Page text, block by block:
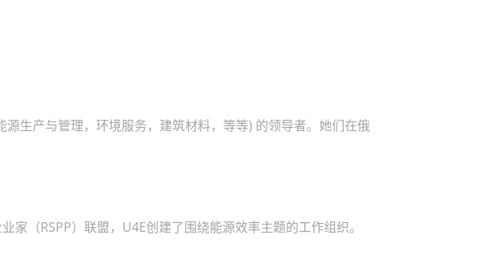
生产与管理，环境服务，建筑材料，等等) 的领导者。她们在俄
（RSPP）联盟，U4E创建了围绕能源效率主题的工作组织。